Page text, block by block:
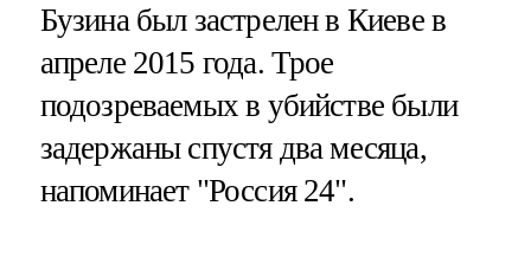
Бузина был застрелен в Киеве в
апреле 2015 года. Трое
подозреваемых в убийстве были
задержаны спустя два месяца,
напоминает "Россия 24".